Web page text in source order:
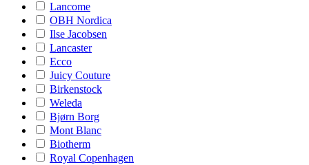
Lancome
OBH Nordica
Ilse Jacobsen
Lancaster
Ecco
Juicy Couture
Birkenstock
Weleda
Bjørn Borg
Mont Blanc
Biotherm
Royal Copenhagen